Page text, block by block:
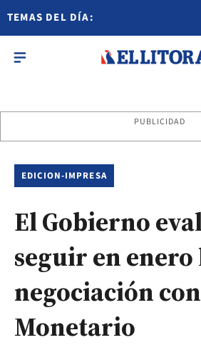
TEMAS DEL DÍA:
PUBLICIDAD
EDICION-IMPRESA
El Gobierno
seguir en enero
negociación
Monetario